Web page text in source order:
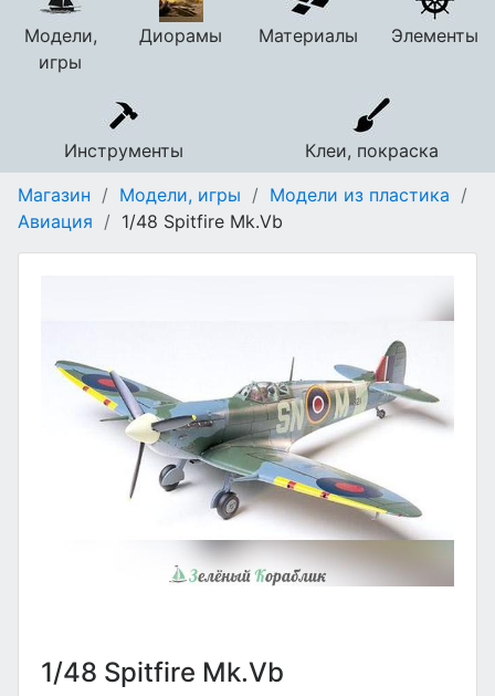
Модели,
игры
Диорамы Материалы Элементы
Инструменты
Клеи, покраска
Магазин / Модели, игры / Модели из пластика /
Авиация / 1/48 Spitfire Mk.Vb
1/48 Spitfire Mk.Vb